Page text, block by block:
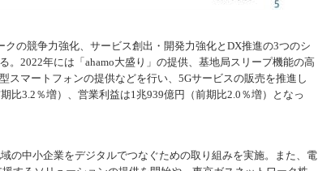
の競争力強化、サービス創出・開発力強化とDX推進の3つのシ
2022年には「ahamo大盛り」の提供、基地局スリープ機能の高
スマートフォンの提供などを行い、5Gサービスの販売を推進し
比3.2％増）、営業利益は1兆939億円（前期比2.0％増）となっ
の中小企業をデジタルでつなぐための取り組みを実施。また、電